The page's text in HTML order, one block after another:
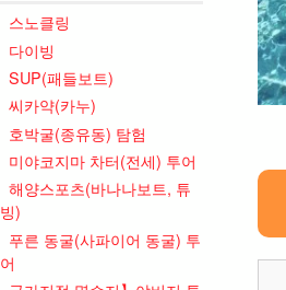
스노클링
다이빙
SUP(패들보트)
씨카약(카누)
호박굴(종유동) 탐험
미야코지마 차터(전세) 투어
해양스포츠(바나나보트, 튜
빙)
푸른 동굴(사파이어 동굴) 투
어